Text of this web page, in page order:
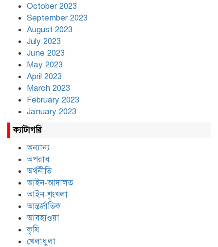
October 2023
September 2023
August 2023
July 2023
June 2023
May 2023
April 2023
March 2023
February 2023
January 2023
ক্যাটাগরি
অন্যান্য
অপরাধ
অর্থনীতি
আইন-আদালত
আইন-শৃংখলা
আন্তর্জাতিক
আবহাওয়া
কৃষি
খেলাধুলা